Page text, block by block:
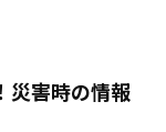
災害時の情報